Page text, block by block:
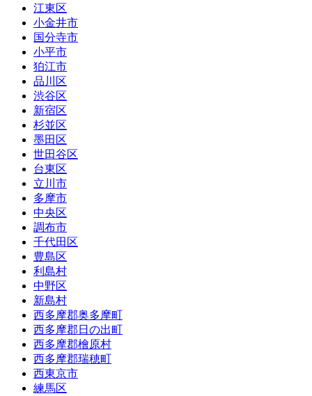
江東区
小金井市
国分寺市
小平市
狛江市
品川区
渋谷区
新宿区
杉並区
墨田区
世田谷区
台東区
立川市
多摩市
中央区
調布市
千代田区
豊島区
利島村
中野区
新島村
西多摩郡奥多摩町
西多摩郡日の出町
西多摩郡檜原村
西多摩郡瑞穂町
西東京市
練馬区